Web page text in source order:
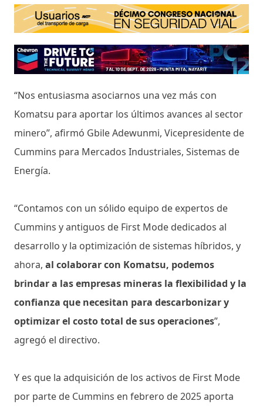
“Nos entusiasma asociarnos una vez más con
Komatsu para aportar los últimos avances al sector
minero”, afirmó Gbile Adewunmi, Vicepresidente de
Cummins para Mercados Industriales, Sistemas de
Energía.
“Contamos con un sólido equipo de expertos de
Cummins y antiguos de First Mode dedicados al
desarrollo y la optimización de sistemas híbridos, y
ahora, al colaborar con Komatsu, podemos
brindar a las empresas mineras la flexibilidad y la
confianza que necesitan para descarbonizar y
optimizar el costo total de sus operaciones”,
agregó el directivo.
Y es que la adquisición de los activos de First Mode
por parte de Cummins en febrero de 2025 aporta